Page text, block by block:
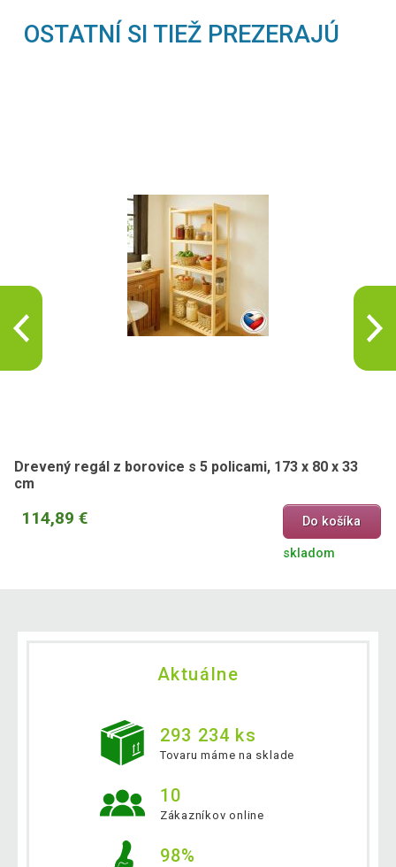
OSTATNÍ SI TIEŽ PREZERAJÚ
Drevený regál z borovice s 5 policami, 173 x 80 x 33
cm
114,89 € Do košíka
skladom
Aktuálne
293 234 ks
Tovaru máme na sklade
10
Zákazníkov online
98%